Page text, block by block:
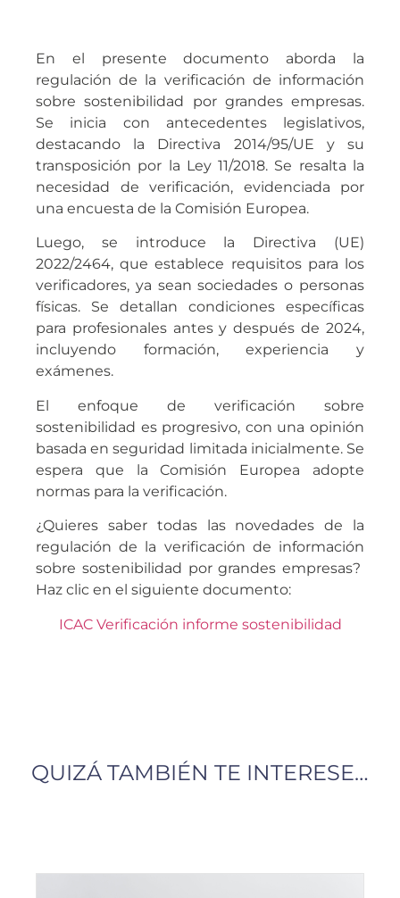
En el presente documento aborda la
regulación de la verificación de información
sobre sostenibilidad por grandes empresas.
Se inicia con antecedentes legislativos,
destacando la Directiva 2014/95/UE y su
transposición por la Ley 11/2018. Se resalta la
necesidad de verificación, evidenciada por
una encuesta de la Comisión Europea.
Luego, se introduce la Directiva (UE)
2022/2464, que establece requisitos para los
verificadores, ya sean sociedades o personas
físicas. Se detallan condiciones específicas
para profesionales antes y después de 2024,
incluyendo formación, experiencia y
exámenes.
El enfoque de verificación sobre
sostenibilidad es progresivo, con una opinión
basada en seguridad limitada inicialmente. Se
espera que la Comisión Europea adopte
normas para la verificación.
¿Quieres saber todas las novedades de la
regulación de la verificación de información
sobre sostenibilidad por grandes empresas?
Haz clic en el siguiente documento:
ICAC Verificación informe sostenibilidad
QUIZÁ TAMBIÉN TE INTERESE…